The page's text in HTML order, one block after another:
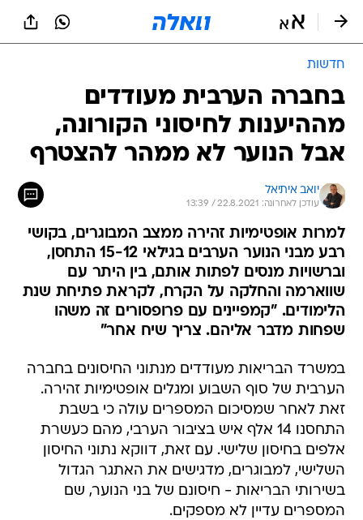
חדשות
בחברה הערבית מעודדים
מההיענות לחיסוני הקורונה,
אבל הנוער לא ממהר להצטרף
יואב איתיאל
עודכן לאחרונה: 22.8.2021 / 13:39
למרות אופטימיות זהירה ממצב המבוגרים, בקושי
רבע מבני הנוער הערבים בגילאי 15-12 התחסן,
וברשויות מנסים לפתות אותם, בין היתר עם
שווארמה והחלקה על הקרח, לקראת פתיחת שנת
הלימודים. "קמפיינים עם פרופסורים זה משהו
שפחות מדבר אליהם. צריך שיח אחר"
במשרד הבריאות מעודדים מנתוני החיסונים בחברה
הערבית של סוף השבוע ומגלים אופטימיות זהירה.
זאת לאחר שמסיכום המספרים עולה כי בשבת
התחסנו 14 אלף איש בציבור הערבי, מהם כעשרת
אלפים בחיסון שלישי. עם זאת, דווקא נתוני החיסון
השלישי, למבוגרים, מדגישים את האתגר הגדול
בשירותי הבריאות - חיסונם של בני הנוער, שם
המספרים עדיין לא מספקים.